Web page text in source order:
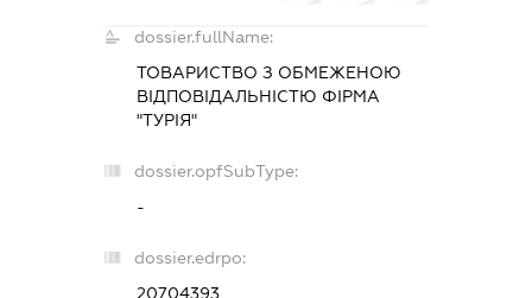
dossier.fullName:
ТОВАРИСТВО З ОБМЕЖЕНОЮ
ВІДПОВІДАЛЬНІСТЮ ФІРМА
"ТУРІЯ"
dossier.opfSubType:
-
dossier.edrpo:
20704393